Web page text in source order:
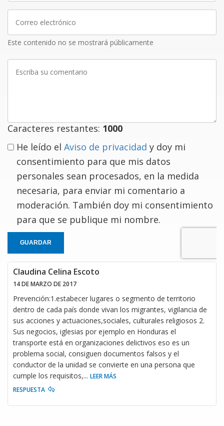
electrónico
Este contenido no se mostrará públicamente
Caracteres restantes: 1000
He leído el Aviso de privacidad y doy mi
consentimiento para que mis datos
personales sean procesados, en la medida
necesaria, para enviar mi comentario a
moderación. También doy mi consentimiento
para que se publique mi nombre.
GUARDAR
Claudina Celina Escoto
14 DE MARZO DE 2017
Prevención:1.estabecer lugares o segmento de territorio
dentro de cada país donde vivan los migrantes, vigilancia de
sus acciones y actuaciones,sociales, culturales religiosos 2.
Sus negocios, iglesias por ejemplo en Honduras el
transporte está en organizaciones delictivos eso es un
problema social, consiguen documentos falsos y el
conductor de la unidad se convierte en una persona que
cumple los requisitos,... LEER MÁS
RESPUESTA